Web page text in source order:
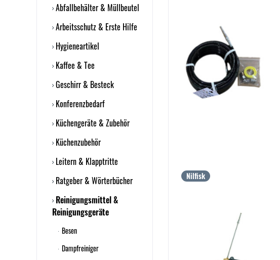
Abfallbehälter & Müllbeutel
Arbeitsschutz & Erste Hilfe
Hygieneartikel
Kaffee & Tee
Geschirr & Besteck
Konferenzbedarf
Küchengeräte & Zubehör
Küchenzubehör
Leitern & Klapptritte
Ratgeber & Wörterbücher
Reinigungsmittel &
Reinigungsgeräte
Besen
Dampfreiniger
Nilfisk